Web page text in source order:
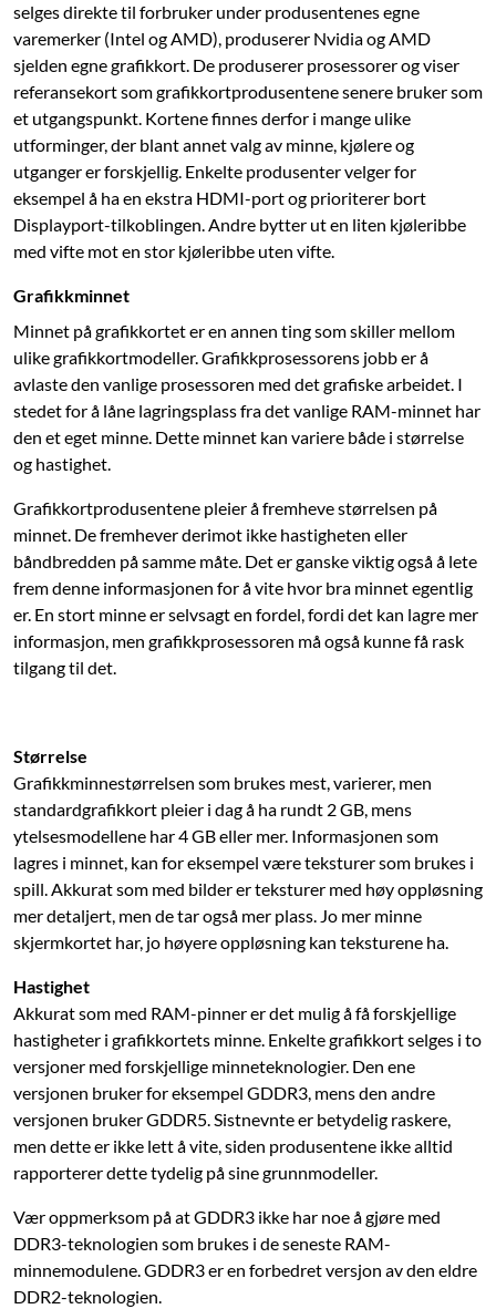
selges direkte til forbruker under produsentenes egne
varemerker (Intel og AMD), produserer Nvidia og AMD
sjelden egne grafikkort. De produserer prosessorer og viser
referansekort som grafikkortprodusentene senere bruker som
et utgangspunkt. Kortene finnes derfor i mange ulike
utforminger, der blant annet valg av minne, kjølere og
utganger er forskjellig. Enkelte produsenter velger for
eksempel å ha en ekstra HDMI-port og prioriterer bort
Displayport-tilkoblingen. Andre bytter ut en liten kjøleribbe
med vifte mot en stor kjøle­ribbe uten vifte.
Grafikkminnet
Minnet på grafikkortet er en annen ting som skiller mellom
ulike grafikkortmodeller. Grafikkprosessorens jobb er å
avlaste den vanlige prosessoren med det grafiske arbeidet. I
stedet for å låne lagringsplass fra det vanlige RAM-minnet har
den et eget minne. Dette minnet kan variere både i størrelse
og hastighet.
Grafikkortprodusentene pleier å fremheve størrelsen på
minnet. De fremhever derimot ikke hastigheten eller
båndbredden på samme måte. Det er ganske viktig også å lete
frem denne informasjonen for å vite hvor bra minnet egentlig
er. En stort minne er selvsagt en fordel, fordi det kan lagre mer
informasjon, men grafikkprosessoren må også kunne få rask
tilgang til det.
Størrelse
Grafikkminnestørrelsen som brukes mest, varierer, men
standardgrafikkort pleier i dag å ha rundt 2 GB, mens
ytelsesmodellene har 4 GB eller mer. Informasjonen som
lagres i minnet, kan for eksempel være teksturer som brukes i
spill. Akkurat som med bilder er teksturer med høy oppløsning
mer detaljert, men de tar også mer plass. Jo mer minne
skjermkortet har, jo høyere oppløsning kan teksturene ha.
Hastighet
Akkurat som med RAM-pinner er det mulig å få forskjellige
hastigheter i grafikkortets minne. Enkelte grafikkort selges i to
versjoner med forskjellige minneteknologier. Den ene
versjonen bruker for eksempel GDDR3, mens den andre
versjonen bruker GDDR5. Sistnevnte er betydelig raskere,
men dette er ikke lett å vite, siden produsentene ikke alltid
rapporterer dette tydelig på sine grunnmodeller.
Vær oppmerksom på at GDDR3 ikke har noe å gjøre med
DDR3-teknologien som brukes i de seneste RAM-
minnemodulene. GDDR3 er en forbedret versjon av den eldre
DDR2-teknologien.